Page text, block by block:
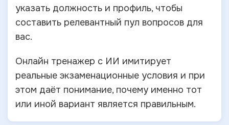
указать должность и профиль, чтобы
составить релевантный пул вопросов для
вас.
Онлайн тренажер с ИИ имитирует
реальные экзаменационные условия и при
этом даёт понимание, почему именно тот
или иной вариант является правильным.